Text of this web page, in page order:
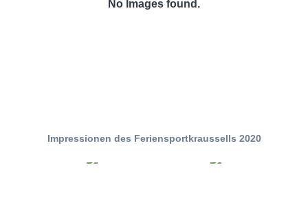
No Images found.
Impressionen des Feriensportkraussells 2020